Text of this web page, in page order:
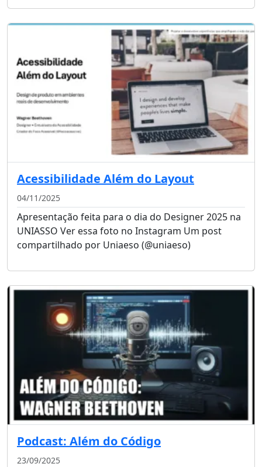
Acessibilidade Além do Layout
04/11/2025
Apresentação feita para o dia do Designer 2025 na
UNIASSO Ver essa foto no Instagram Um post
compartilhado por Uniaeso (@uniaeso)
Podcast: Além do Código
23/09/2025